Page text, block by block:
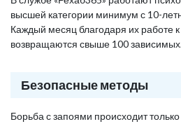
высшей категории минимум с 10-
Каждый месяц благодаря их работе
возвращаются свыше 100
Безопасные методы
Борьба с запоями происходит